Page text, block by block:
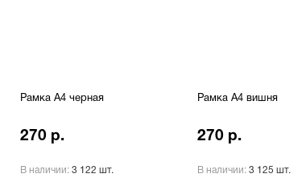
Рамка A4 черная
270 р.
В наличии: 3 122 шт.
Рамка A4 вишня
270 р.
В наличии: 3 125 шт.